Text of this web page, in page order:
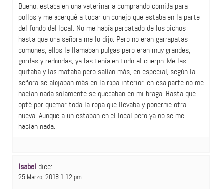
Bueno, estaba en una veterinaria comprando comida para
pollos y me acerqué a tocar un conejo que estaba en la parte
del fondo del local. No me había percatado de los bichos
hasta que una señora me lo dijo. Pero no eran garrapatas
comunes, ellos le llamaban pulgas pero eran muy grandes,
gordas y redondas, ya las tenía en todo el cuerpo. Me las
quitaba y las mataba pero salían más, en especial, según la
señora se alojaban más en la ropa interior, en esa parte no me
hacían nada solamente se quedaban en mi braga. Hasta que
opté por quemar toda la ropa que llevaba y ponerme otra
nueva. Aunque a un estaban en el local pero ya no se me
hacían nada.
Isabel dice:
25 Marzo, 2018 1:12 pm